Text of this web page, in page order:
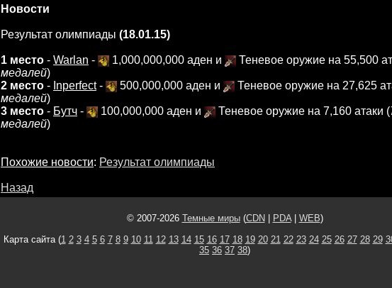
Новости
Результат олимпиады (18.01.15)
1 место - Warlan - 1,000,000,000 аден и Теневое оружие на 55,500
медалей)
2 место - Inperfect- 500,000,000 аден и Теневое оружие на 27,625
медалей)
3 место - Бутч - 100,000,000 аден и Теневое оружие на 7,160 атаки (
медалей)
Похожие новости: Результат олимпиады
Назад
© 2007-2026 Темные миры(CDN PDA| WEB)
Карта сайта (1 2 3 4 5 6 7 8 9 10 11 12 13 14 15 16 17 18 19 20 21 22 23 24 25 26 27 28 29
35 36 37 38)